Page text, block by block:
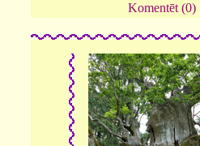
Komentēt (0)